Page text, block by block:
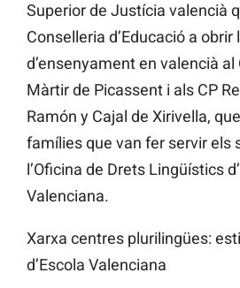
Superior de Justícia valencià
Conselleria d’Educació a obrir
d’ensenyament en valencià
Màrtir de Picassent i als CP
Ramón y Cajal de Xirivella,
famílies que van fer servir els
l’Oficina de Drets Lingüístics
Valenciana.
Xarxa centres plurilingües:
d’Escola Valenciana